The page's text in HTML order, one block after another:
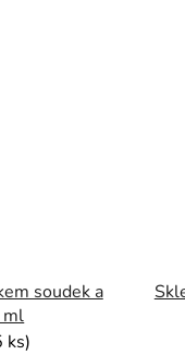
soudek a
ml
ks)